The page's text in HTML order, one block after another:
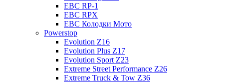
EBC RP-1
EBC RPX
EBC Колодки Мото
Powerstop
Evolution Z16
Evolution Plus Z17
Evolution Sport Z23
Extreme Street Performance Z26
Extreme Truck & Tow Z36